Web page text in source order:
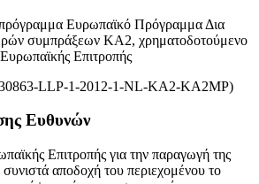
πρόγραμμα Ευρωπαϊκό Πρόγραμμα Δια
συμπράξεων ΚΑ2, χρηματοδοτούμενο
Επιτροπής
LLP-1-2012-1-NL-KA2-KA2MP)
Ευθυνών
Επιτροπής για την παραγωγή της
αποδοχή του περιεχομένου το